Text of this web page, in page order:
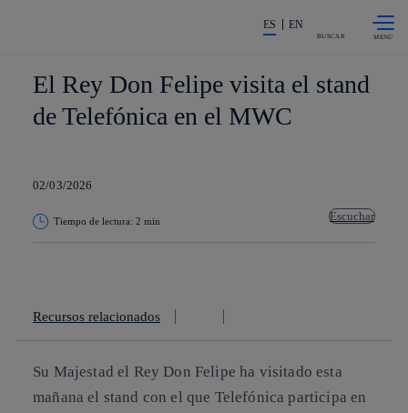
La acción en accionistas e
ES EN
BUSCAR
El Rey Don Felipe visita el stand
de Telefónica en el MWC
02/03/2026
Tiempo de lectura: 2 min Escuchar
Recursos relacionados
Su Majestad el Rey Don Felipe ha visitado esta
mañana el stand con el que Telefónica participa en